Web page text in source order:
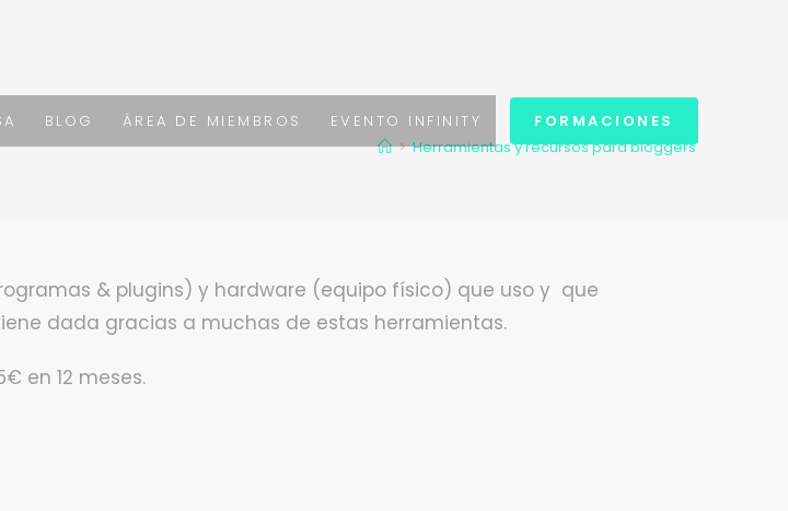
BLOG ÁREA DE MIEMBROS EVENTO INFINITY FORMACIONES
> Herramientas y recursos para bloggers
& plugins) y hardware (equipo físico) que uso y que
dada gracias a muchas de estas herramientas.
en 12 meses.